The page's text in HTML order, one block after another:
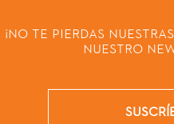
¡NO TE PIERDAS
NUESTRO